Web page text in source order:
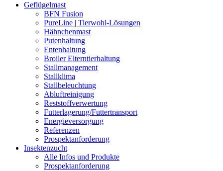
Geflügelmast
BFN Fusion
PureLine | Tierwohl-Lösungen
Hähnchenmast
Putenhaltung
Entenhaltung
Broiler Elterntierhaltung
Stallmanagement
Stallklima
Stallbeleuchtung
Abluftreinigung
Reststoffverwertung
Futterlagerung/Futtertransport
Energieversorgung
Referenzen
Prospektanforderung
Insektenzucht
Alle Infos und Produkte
Prospektanforderung